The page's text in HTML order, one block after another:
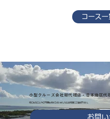
コース
小型クルーズ会社総代理店・日本地区
気になることやご不明な点がございましたらお気軽にご連絡下さい。
お問